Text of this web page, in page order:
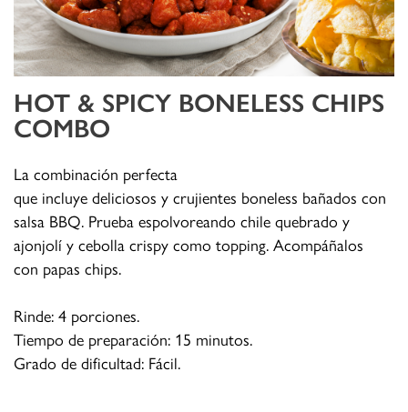
HOT & SPICY BONELESS CHIPS
COMBO
La combinación perfecta
que incluye deliciosos y crujientes boneless bañados con
salsa BBQ. Prueba espolvoreando chile quebrado y
ajonjolí y cebolla crispy como topping. Acompáñalos
con papas chips.
Rinde: 4 porciones.
Tiempo de preparación: 15 minutos.
Grado de dificultad: Fácil.